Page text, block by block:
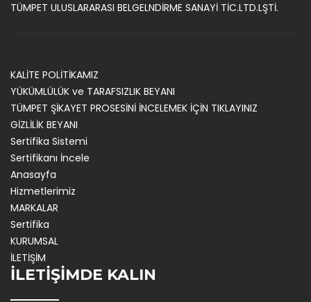
TÜMPET ULUSLARARASI BELGELNDİRME SANAYİ TİC.LTD.LŞTİ.
KALİTE POLİTİKAMIZ
YÜKÜMLÜLÜK ve TARAFSIZLIK BEYANI
TÜMPET ŞİKAYET PROSESİNİ İNCELEMEK İÇİN TIKLAYINIZ
GİZLİLİK BEYANI
Sertifika Sistemi
Sertifikanı İncele
Anasayfa
Hizmetlerimiz
MARKALAR
Sertifika
KURUMSAL
İLETİŞİM
İLETİŞİMDE KALIN